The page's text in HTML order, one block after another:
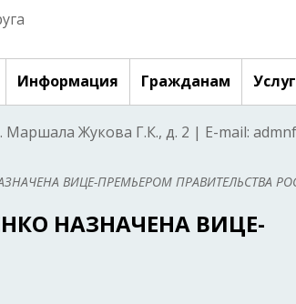
Информация Гражданам
Маршала Жукова Г.К., д. 2 | E-mail:
ВИЦЕ-ПРЕМЬЕРОМ ПРАВИТЕЛЬСТВА
НАЗНАЧЕНА ВИЦЕ-